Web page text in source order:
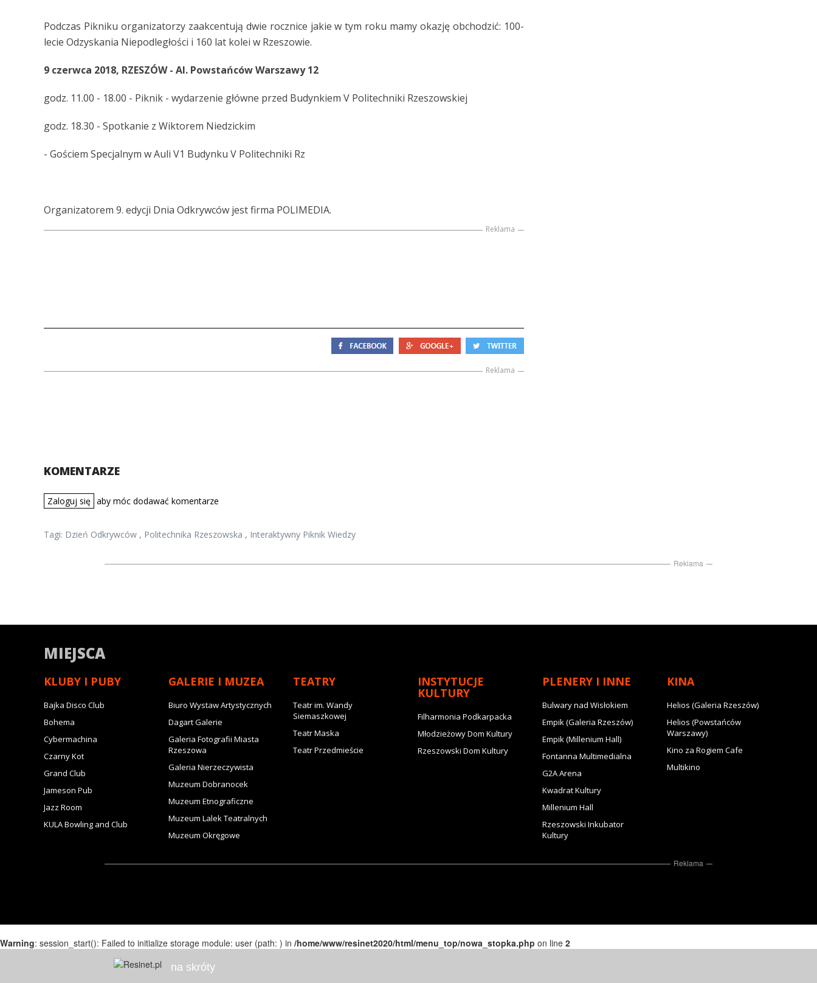
Podczas Pikniku organizatorzy zaakcentują dwie rocznice jakie w tym roku mamy okazję obchodzić: 100-
lecie Odzyskania Niepodległości i 160 lat kolei w Rzeszowie.
9 czerwca 2018, RZESZÓW - Al. Powstańców Warszawy 12
godz. 11.00 - 18.00 - Piknik - wydarzenie główne przed Budynkiem V Politechniki Rzeszowskiej
godz. 18.30 - Spotkanie z Wiktorem Niedzickim
- Gościem Specjalnym w Auli V1 Budynku V Politechniki Rz
Organizatorem 9. edycji Dnia Odkrywców jest firma POLIMEDIA.
Reklama
Reklama
KOMENTARZE
Zaloguj się aby móc dodawać komentarze
Tagi: Dzień Odkrywców , Politechnika Rzeszowska , Interaktywny Piknik Wiedzy
Reklama
MIEJSCA
KLUBY I PUBY
Bajka Disco Club
Bohema
Cybermachina
Czarny Kot
Grand Club
Jameson Pub
Jazz Room
KULA Bowling and Club
GALERIE I MUZEA
Biuro Wystaw Artystycznych
Dagart Galerie
Galeria Fotografii Miasta
Rzeszowa
Galeria Nierzeczywista
Muzeum Dobranocek
Muzeum Etnograficzne
Muzeum Lalek Teatralnych
Muzeum Okręgowe
TEATRY
Teatr im. Wandy
Siemaszkowej
Teatr Maska
Teatr Przedmieście
INSTYTUCJE
KULTURY
Filharmonia Podkarpacka
Młodzieżowy Dom Kultury
Rzeszowski Dom Kultury
PLENERY I INNE
Bulwary nad Wisłokiem
Empik (Galeria Rzeszów)
Empik (Millenium Hall)
Fontanna Multimedialna
G2A Arena
Kwadrat Kultury
Millenium Hall
Rzeszowski Inkubator
Kultury
KINA
Helios (Galeria Rzeszów)
Helios (Powstańców
Warszawy)
Kino za Rogiem Cafe
Multikino
Reklama
Warning: session_start(): Failed to initialize storage module: user (path: ) in /home/www/resinet2020/html/menu_top/nowa_stopka.php on line 2
na skróty